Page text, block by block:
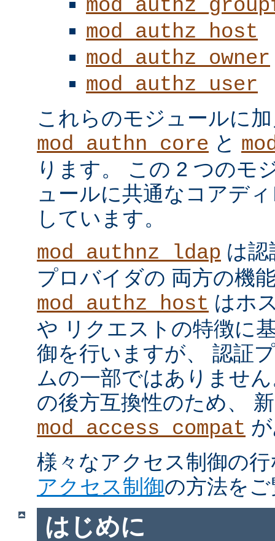
mod_authz_host
mod_authz_owner
mod_authz_user
これらのモジュールに
mod_authn_core と
ります。 この 2 つのモ
ュールに共通なコアデ
しています。
mod_authnz_ldap は
プロバイダの 両方の機
mod_authz_host はホ
や リクエストの特徴に
御を行いますが、 認証
ムの一部ではありませ
の後方互換性のため、
mod_access_compat
様々なアクセス制御の
アクセス制御の方法を
はじめに